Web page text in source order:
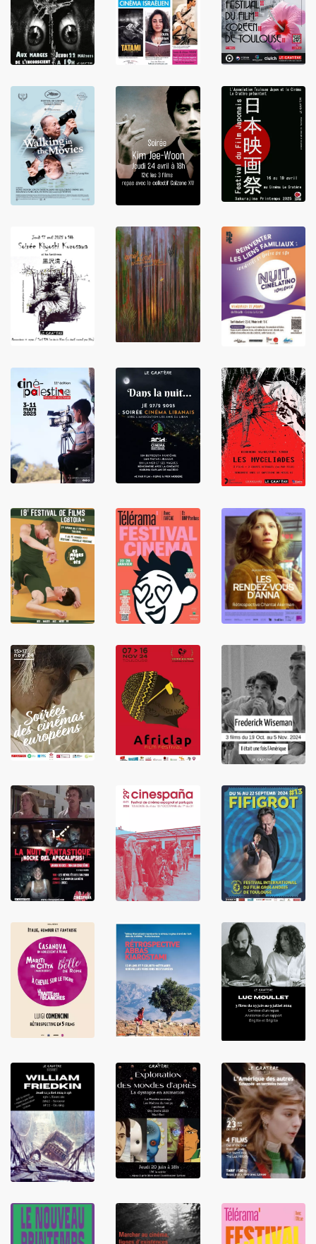
LIRE LIRE LIRE
LIRE LIRE
LIRE
LIRE
LIRE
LIRE
LIRE LIRE LIRE
LIRE LIRE LIRE
LIRE
LIRE
LIRE
LIRE LIRE LIRE
LIRE LIRE LIRE
LIRE LIRE LIRE